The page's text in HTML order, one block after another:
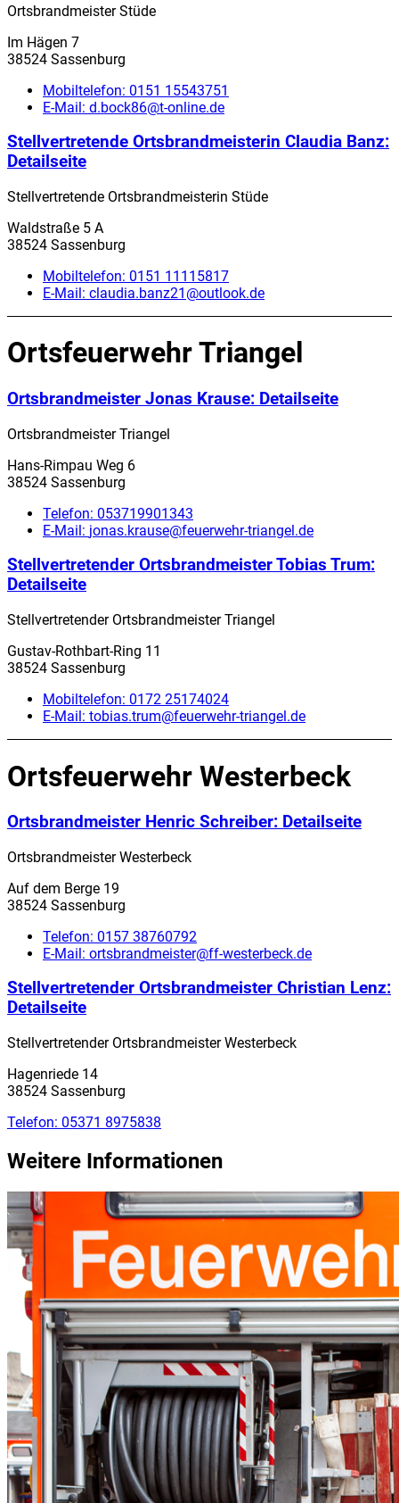
Ortsbrandmeister Stüde
Im Hägen 7
38524 Sassenburg
Mobiltelefon: 0151 15543751
E-Mail: d.bock86@t-online.de
Stellvertretende Ortsbrandmeisterin Claudia Banz:
Detailseite
Stellvertretende Ortsbrandmeisterin Stüde
Waldstraße 5 A
38524 Sassenburg
Mobiltelefon: 0151 11115817
E-Mail: claudia.banz21@outlook.de
Ortsfeuerwehr Triangel
Ortsbrandmeister Jonas Krause: Detailseite
Ortsbrandmeister Triangel
Hans-Rimpau Weg 6
38524 Sassenburg
Telefon: 053719901343
E-Mail: jonas.krause@feuerwehr-triangel.de
Stellvertretender Ortsbrandmeister Tobias Trum:
Detailseite
Stellvertretender Ortsbrandmeister Triangel
Gustav-Rothbart-Ring 11
38524 Sassenburg
Mobiltelefon: 0172 25174024
E-Mail: tobias.trum@feuerwehr-triangel.de
Ortsfeuerwehr Westerbeck
Ortsbrandmeister Henric Schreiber: Detailseite
Ortsbrandmeister Westerbeck
Auf dem Berge 19
38524 Sassenburg
Telefon: 0157 38760792
E-Mail: ortsbrandmeister@ff-westerbeck.de
Stellvertretender Ortsbrandmeister Christian Lenz:
Detailseite
Stellvertretender Ortsbrandmeister Westerbeck
Hagenriede 14
38524 Sassenburg
Telefon: 05371 8975838
Weitere Informationen